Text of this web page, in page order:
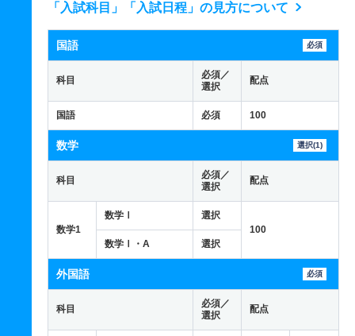
「入試科目」「入試日程」の見方について
国語 必須
科目
必須／
選択
配点
国語 必須 100
数学 選択(1)
科目
必須／
選択
配点
数学1
数学Ⅰ
選択
100
数学Ⅰ・A
選択
外国語 必須
科目
必須／
選択
配点